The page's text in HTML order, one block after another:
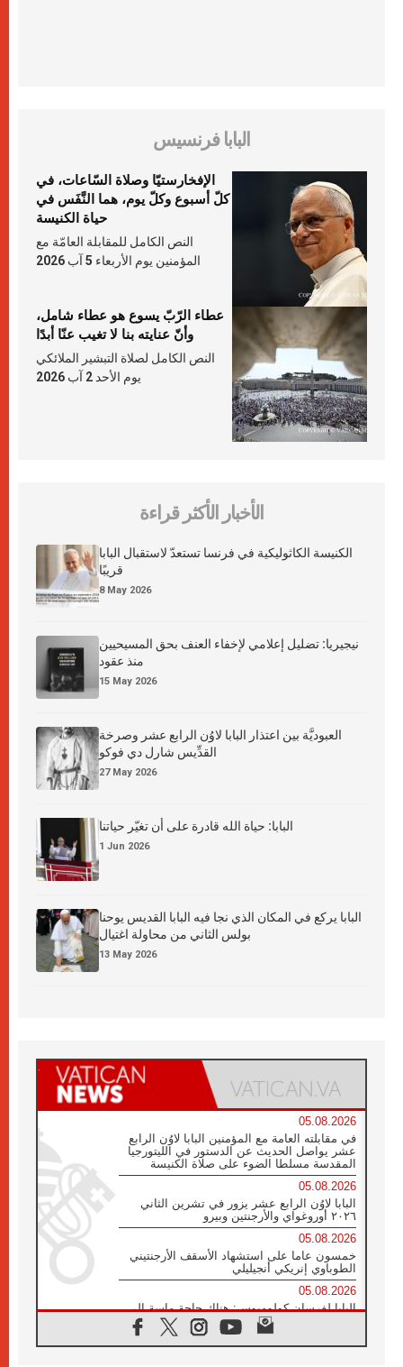
البابا فرنسيس
الإفخارستيّا وصلاة السّاعات، في
كلّ أسبوع وكلّ يوم، هما النَّفَس في
حياة الكنيسة
النص الكامل للمقابلة العامّة مع
المؤمنين يوم الأربعاء 5 آب 2026
عطاء الرّبّ يسوع هو عطاء شامل،
وأنّ عنايته بنا لا تغيب عنّا أبدًا
النص الكامل لصلاة التبشير الملائكي
يوم الأحد 2 آب 2026
الأخبار الأكثر قراءة
الكنيسة الكاثوليكية في فرنسا تستعدّ لاستقبال البابا
قريبًا
8 May 2026
نيجيريا: تضليل إعلامي لإخفاء العنف بحق المسيحيين
منذ عقود
15 May 2026
العبوديَّة بين اعتذار البابا لاوُن الرابع عشر وصرخة
القدِّيس شارل دي فوكو
27 May 2026
البابا: حياة الله قادرة على أن تغيّر حياتنا
1 Jun 2026
البابا يركع في المكان الذي نجا فيه البابا القديس يوحنا
بولس الثاني من محاولة اغتيال
13 May 2026
05.08.2026
في مقابلته العامة مع المؤمنين البابا لاوُن الرابع
عشر يواصل الحديث عن الدستور في الليتورجيا
المقدسة مسلطا الضوء على صلاة الكنيسة
05.08.2026
البابا لاوُن الرابع عشر يزور في تشرين الثاني
٢٠٢٦ أوروغواي والأرجنتين وبيرو
05.08.2026
خمسون عاما على استشهاد الأسقف الأرجنتيني
الطوباوي إنريكي أنجيليلي
05.08.2026
البابا لفرسان كولومبوس: هناك حاجة ماسة إلى
أنبياء تناغم يسعون إلى بناء الجسور
04.08.2026